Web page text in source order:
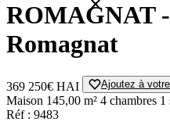
ROMAGNAT -
Romagnat
369 250€ HAI Ajoutez à
Maison 145,00 m² 4 chambres 1
Réf : 9483